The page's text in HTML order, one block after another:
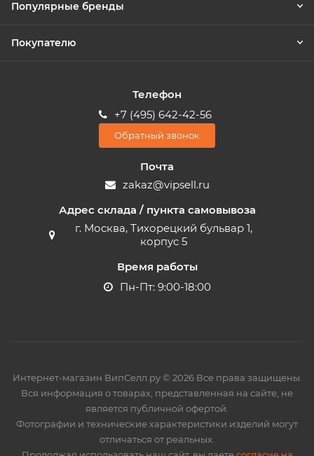
Популярные бренды
Покупателю
Телефон
+7 (495) 642-42-56
Обратный звонок
Почта
zakaz@vipsell.ru
Адрес склада / пункта самовывоза
г. Москва, Тихорецкий бульвар 1,
корпус 5
Время работы
Пн-Пт: 9:00-18:00
Интернет-магазин ВипСелл.ру © 2026 Все права защищены.
Вся информация о товарах, представленная на сайте, не
является публичной офертой.
Фотографии и технические характеристики изделий могут
отличаться от реальных.